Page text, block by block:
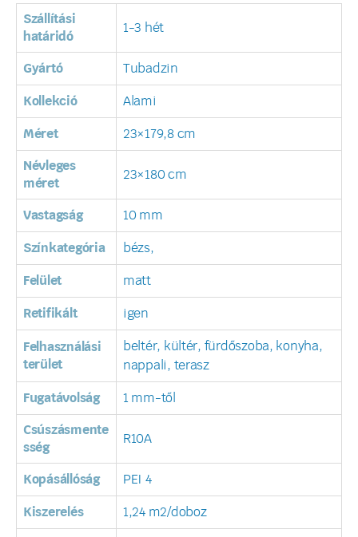
Szállítási
határidó
1-3 hét
Gyártó Tubadzin
Kollekció Alami
Méret 23×179,8 cm
Névleges
méret
23×180 cm
Vastagság 10 mm
Színkategória bézs,
Felület matt
Retifikált igen
Felhasználási
terület
beltér, kültér, fürdőszoba, konyha,
nappali, terasz
Fugatávolság 1 mm-től
Csúszásmente
sség
R10A
Kopásállóság PEI 4
Kiszerelés 1,24 m2/doboz